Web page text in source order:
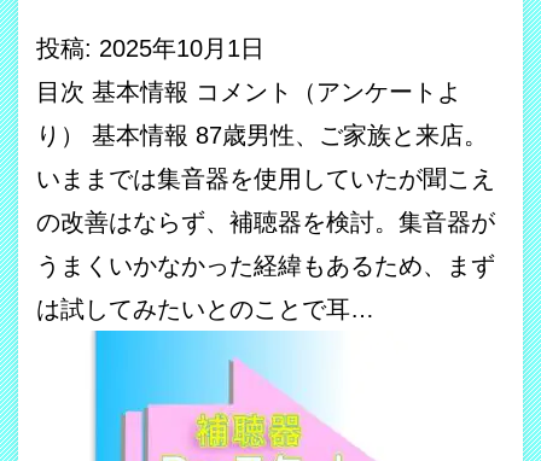
投稿: 2025年10月1日
目次 基本情報 コメント（アンケートよ
り） 基本情報 87歳男性、ご家族と来店。
いままでは集音器を使用していたが聞こえ
の改善はならず、補聴器を検討。集音器が
うまくいかなかった経緯もあるため、まず
は試してみたいとのことで耳…